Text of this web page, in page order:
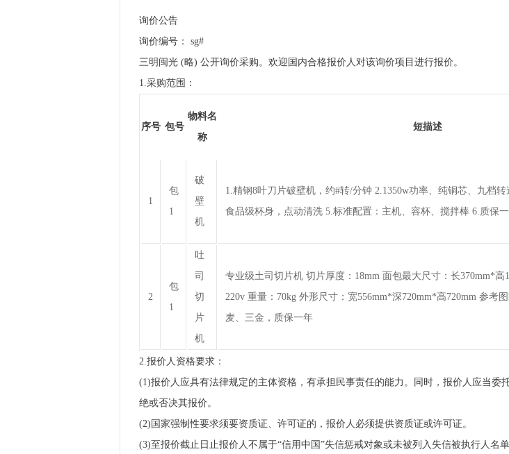
询价公告
询价编号： sg#
三明闽光 (略) 公开询价采购。欢迎国内合格报价人对该询价项目进行报价。
1.采购范围：
序号 包号
物料名
称
短描述
1
包
1
破
壁
机
1.精钢8叶刀片破壁机，约#转/分钟 2.1350w功率、纯铜芯、九档
食品级杯身，点动清洗 5.标准配置：主机、容杯、搅拌棒 6.质保
2
包
1
吐
司
切
片
机
专业级土司切片机 切片厚度：18mm 面包最大尺寸：长370mm*高
220v 重量：70kg 外形尺寸：宽556mm*深720mm*高720mm 参考
麦、三金，质保一年
2.报价人资格要求：
(1)报价人应具有法律规定的主体资格，有承担民事责任的能力。同时，报价人应当
绝或否决其报价。
(2)国家强制性要求须要资质证、许可证的，报价人必须提供资质证或许可证。
(3)至报价截止日止报价人不属于“信用中国”失信惩戒对象或未被列入失信被执行人